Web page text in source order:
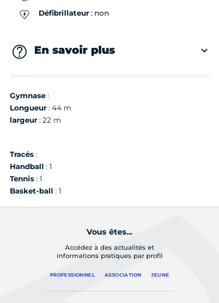
Défibrillateur: non
En savoir plus
Gymnase :
Longueur: 44 m
largeur: 22 m
Tracés :
Handball : 1
Tennis : 1
Basket-ball : 1
Vous êtes...
Accédez à des actualités et
informations pratiques par profil
PROFESSIONNEL ASSOCIATION JEUNE